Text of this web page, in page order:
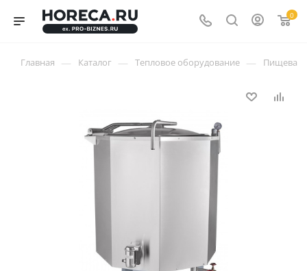
0
Главная — Каталог — Тепловое оборудование —